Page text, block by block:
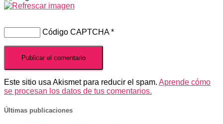
Código CAPTCHA*
Este sitio usa Akismet para reducir el spam. Aprende cómo
se procesan los datos de tus comentarios.
Últimas publicaciones